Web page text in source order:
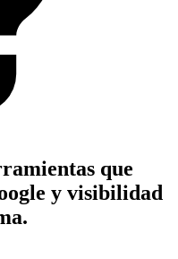
que
y visibilidad